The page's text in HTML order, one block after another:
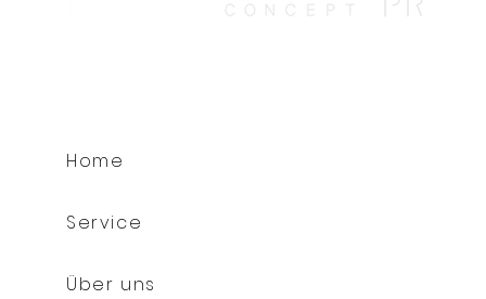
Home
Service
Über uns